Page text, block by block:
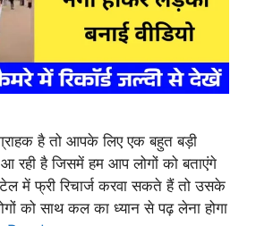
है तो आपके लिए एक बहुत बड़ी
रही है जिसमें हम आप लोगों को बताएंगे
में फ्री रिचार्ज करवा सकते हैं तो उसके
को साथ कल का ध्यान से पढ़ लेना होगा